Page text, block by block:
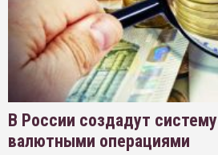
В России создадут
валютными операциями